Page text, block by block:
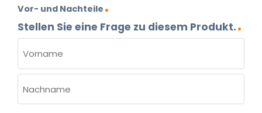
Vor- und Nachteile
Stellen Sie eine Frage zu diesem Produkt.
(ERFORDERLICH)
Vorname